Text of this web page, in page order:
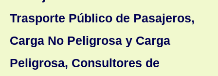
Trasporte Público de Pasajeros,
Carga No Peligrosa y Carga
Peligrosa, Consultores de